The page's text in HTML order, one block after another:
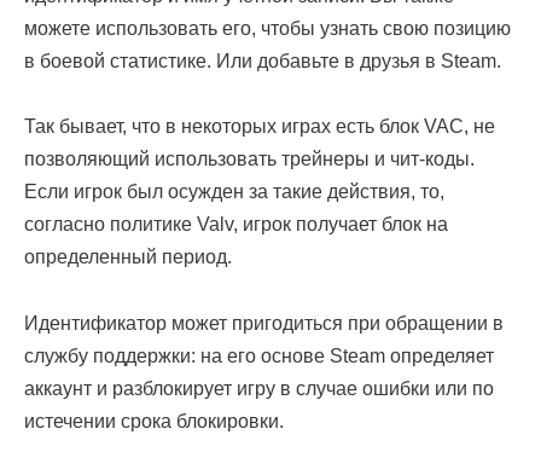
можете использовать его, чтобы узнать свою позицию
в боевой статистике. Или добавьте в друзья в Steam.
Так бывает, что в некоторых играх есть блок VAC, не
позволяющий использовать трейнеры и чит-коды.
Если игрок был осужден за такие действия, то,
согласно политике Valv, игрок получает блок на
определенный период.
Идентификатор может пригодиться при обращении в
службу поддержки: на его основе Steam определяет
аккаунт и разблокирует игру в случае ошибки или по
истечении срока блокировки.